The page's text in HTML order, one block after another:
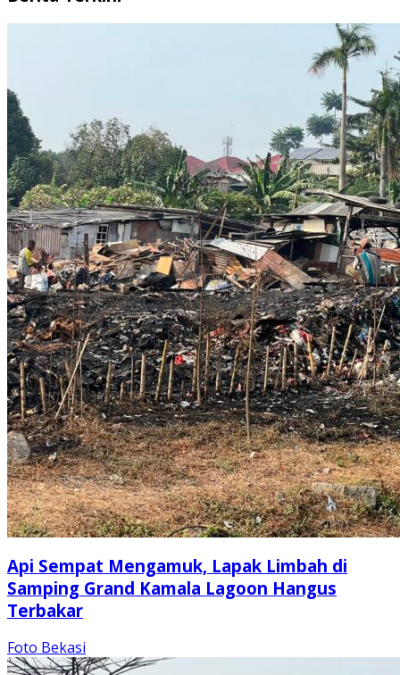
Api Sempat Mengamuk, Lapak Limbah di
Samping Grand Kamala Lagoon Hangus
Terbakar
Foto Bekasi